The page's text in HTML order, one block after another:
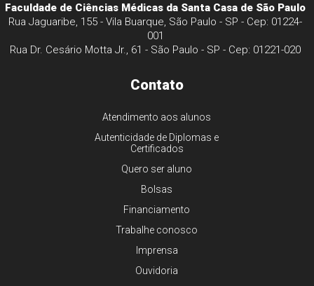
Faculdade de Ciências Médicas da Santa Casa de São Paulo
Rua Jaguaribe, 155 - Vila Buarque, São Paulo - SP - Cep: 01224-
001
Rua Dr. Cesário Motta Jr., 61 - São Paulo - SP - Cep: 01221-020
Contato
Atendimento aos alunos
Autenticidade de Diplomas e
Certificados
Quero ser aluno
Bolsas
Financiamento
Trabalhe conosco
Imprensa
Ouvidoria